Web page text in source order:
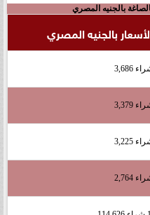
بالجنيه المصري
بالجنيه المصري